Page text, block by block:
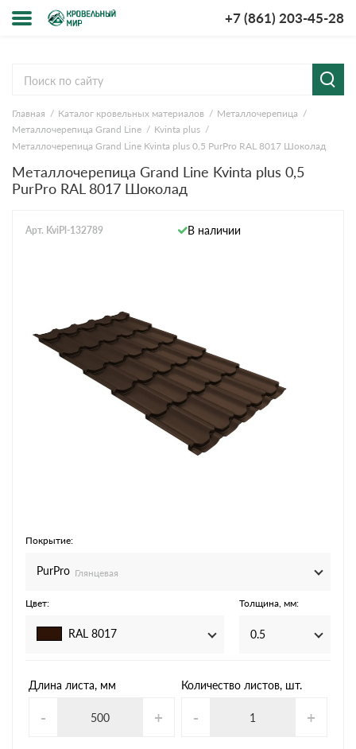
+7 (861) 203-45-28
компании
и оплата
Главная Каталог кровельных материалов
Металлочерепица
Металлочерепица Grand Line
Kvinta plus
Металлочерепица Grand Line Kvinta plus 0,5 PurPro RAL 8017 Шоколад
Металлочерепица Grand Line Kvinta plus 0,5
PurPro RAL 8017 Шоколад
Арт. KviPl-132789 В наличии
Покрытие:
PurPro Глянцевая
Цвет:
RAL 8017
Толщина, мм:
0.5
Длина листа, мм
- +
Количество листов, шт.
- +